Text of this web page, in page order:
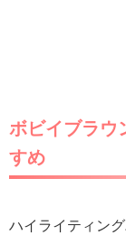
ボビイブラウ
すめ
ハイライティング